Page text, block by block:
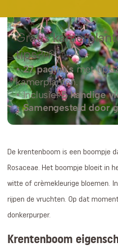
De krentenboom is een boompje
Rosaceae. Het boompje bloeit in
witte of crèmekleurige bloemen.
rijpen de vruchten. Op dat
donkerpurper.
Krentenboom